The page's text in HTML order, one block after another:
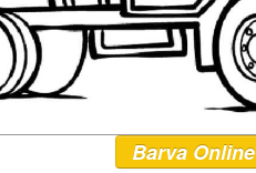
Barva Online